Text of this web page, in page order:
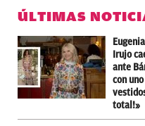
ÚLTIMAS
Irujo
ante
con
total!»